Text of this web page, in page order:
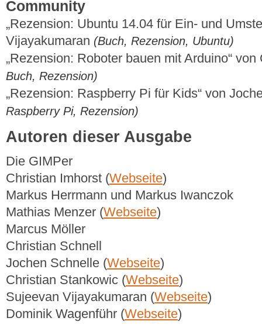
Community
„Rezension: Ubuntu 14.04 für Ein- und
Vijayakumaran (Buch, Rezension, Ubuntu)
„Rezension: Roboter bauen mit Arduino“
Buch, Rezension)
„Rezension: Raspberry Pi für Kids“ von
Raspberry Pi, Rezension)
Autoren dieser Ausgabe
Die GIMPer
Christian Imhorst (Webseite)
Markus Herrmann und Markus Iwanczok
Mathias Menzer (Webseite)
Marcus Möller
Christian Schnell
Jochen Schnelle (Webseite)
Christian Stankowic (Webseite)
Sujeevan Vijayakumaran (Webseite)
Dominik Wagenführ (Webseite)